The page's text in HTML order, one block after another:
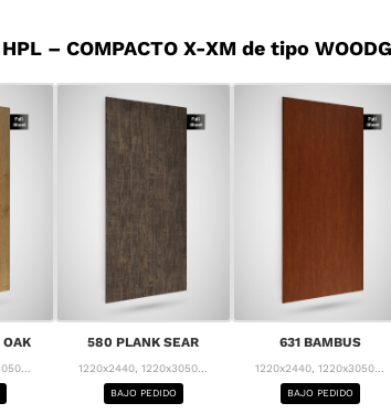
– COMPACTO X-XM de tipo
580 PLANK SEAR
1220x2440, 1220x3050...
BAJO PEDIDO
631 BAMBUS
1220x2440, 1220x3050...
BAJO PEDIDO